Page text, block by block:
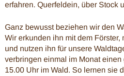
erfahren. Querfeldein, über Stock
Ganz bewusst beziehen wir den
Wir erkunden ihn mit dem
und nutzen ihn für unsere
verbringen einmal im Monat
15.00 Uhr im Wald. So lernen sie